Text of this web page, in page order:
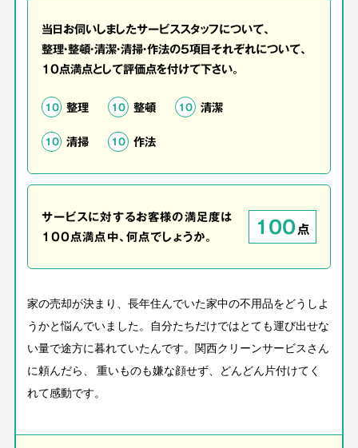
当日お伺いしましたサービススタッフについて、
整理・整頓・清潔・清掃・作法の5項目それぞれについて、
10点満点として評価点を付けて下さい。
10 整理 10 整頓 10 清潔
10 清掃 10 作法
サービスに対するお客様の満足度は
100点満点中、何点でしょうか。
100点
家の売却が決まり、長年住んでいた家中の不用品をどうしよ
うかと悩んでいました。自分たちだけではとても運び出せな
い量で途方に暮れていたんです。関西クリーンサービスさん
に頼んだら、 重いものも嫌な顔せず、どんどん片付けてく
れて感動です。